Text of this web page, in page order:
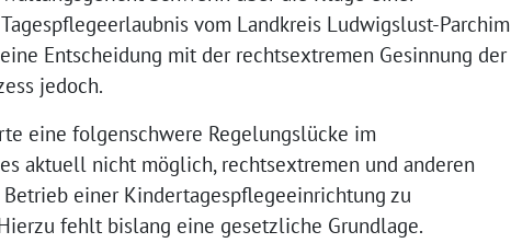
vom Landkreis Ludwigslust-Parchim
Entscheidung mit der rechtsextremen Gesinnung der
jedoch.
eine folgenschwere Regelungslücke im
aktuell nicht möglich, rechtsextremen und anderen
einer Kindertagespflegeeinrichtung zu
fehlt bislang eine gesetzliche Grundlage.